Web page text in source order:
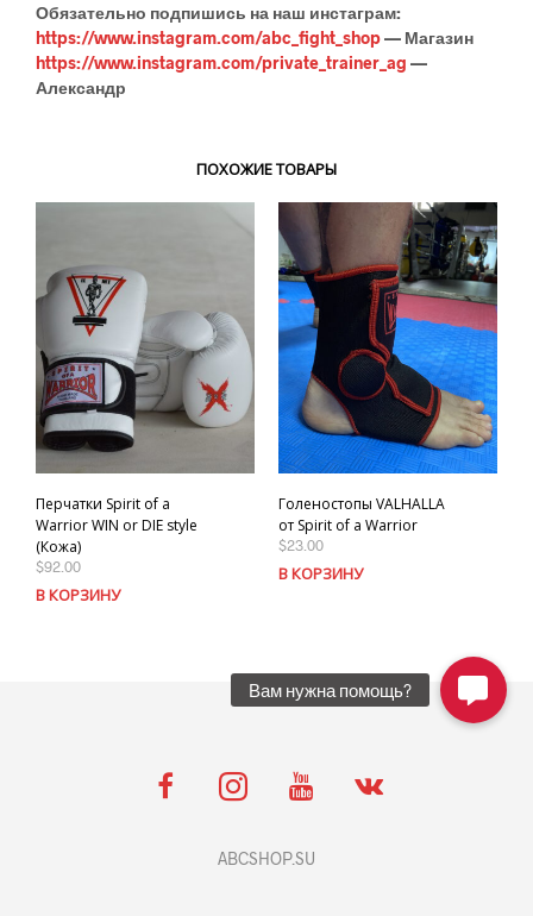
Обязательно подпишись на наш инстаграм:
https://www.instagram.com/abc_fight_shop— Магазин
https://www.instagram.com/private_trainer_ag —
Александр
ПОХОЖИЕ ТОВАРЫ
Перчатки Spirit of a
Warrior WIN or DIE style
(Кожа)
$92.00
В КОРЗИНУ
Голеностопы VALHALLA
от Spirit of a Warrior
$23.00
В КОРЗИНУ
ABCSHOP.SU